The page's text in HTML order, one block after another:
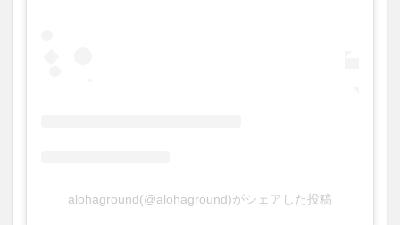
alohaground(@alohaground)がシェアした投稿